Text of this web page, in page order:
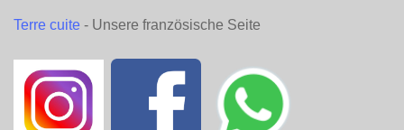
Terre cuite - Unsere französische Seite